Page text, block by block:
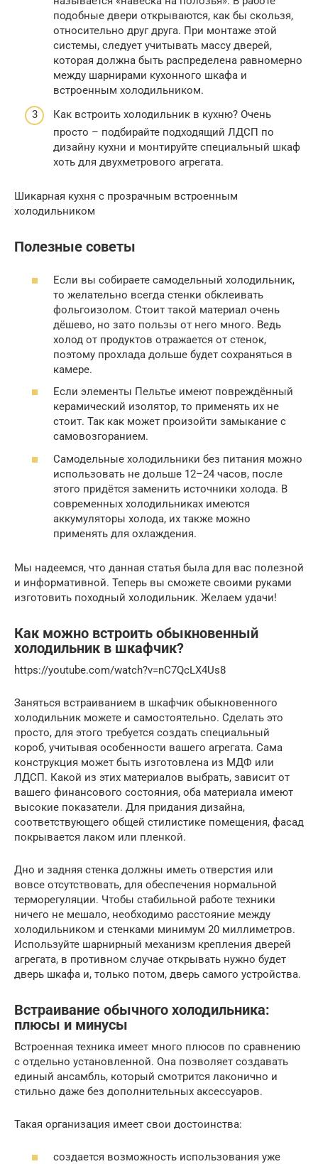
подобные двери открываются, как бы скользя,
относительно друг друга. При монтаже этой
системы, следует учитывать массу дверей,
которая должна быть распределена равномерно
между шарнирами кухонного шкафа и
встроенным холодильником.
Как встроить холодильник в кухню? Очень
просто – подбирайте подходящий ЛДСП по
дизайну кухни и монтируйте специальный шкаф
хоть для двухметрового агрегата.
Шикарная кухня с прозрачным встроенным
холодильником
Полезные советы
Если вы собираете самодельный холодильник,
то желательно всегда стенки обклеивать
фольгоизолом. Стоит такой материал очень
дёшево, но зато пользы от него много. Ведь
холод от продуктов отражается от стенок,
поэтому прохлада дольше будет сохраняться в
камере.
Если элементы Пельтье имеют повреждённый
керамический изолятор, то применять их не
стоит. Так как может произойти замыкание с
самовозгоранием.
Самодельные холодильники без питания можно
использовать не дольше 12–24 часов, после
этого придётся заменить источники холода. В
современных холодильниках имеются
аккумуляторы холода, их также можно
применять для охлаждения.
Мы надеемся, что данная статья была для вас полезной
и информативной. Теперь вы сможете своими руками
изготовить походный холодильник. Желаем удачи!
Как можно встроить обыкновенный
холодильник в шкафчик?
https://youtube.com/watch?v=nC7QcLX4Us8
Заняться встраиванием в шкафчик обыкновенного
холодильник можете и самостоятельно. Сделать это
просто, для этого требуется создать специальный
короб, учитывая особенности вашего агрегата. Сама
конструкция может быть изготовлена из МДФ или
ЛДСП. Какой из этих материалов выбрать, зависит от
вашего финансового состояния, оба материала имеют
высокие показатели. Для придания дизайна,
соответствующего общей стилистике помещения, фасад
покрывается лаком или пленкой.
Дно и задняя стенка должны иметь отверстия или
вовсе отсутствовать, для обеспечения нормальной
терморегуляции. Чтобы стабильной работе техники
ничего не мешало, необходимо расстояние между
холодильником и стенками минимум 20 миллиметров.
Используйте шарнирный механизм крепления дверей
агрегата, в противном случае открывать нужно будет
дверь шкафа и, только потом, дверь самого устройства.
Встраивание обычного холодильника:
плюсы и минусы
Встроенная техника имеет много плюсов по сравнению
с отдельно установленной. Она позволяет создавать
единый ансамбль, который смотрится лаконично и
стильно даже без дополнительных аксессуаров.
Такая организация имеет свои достоинства:
создается возможность использования уже